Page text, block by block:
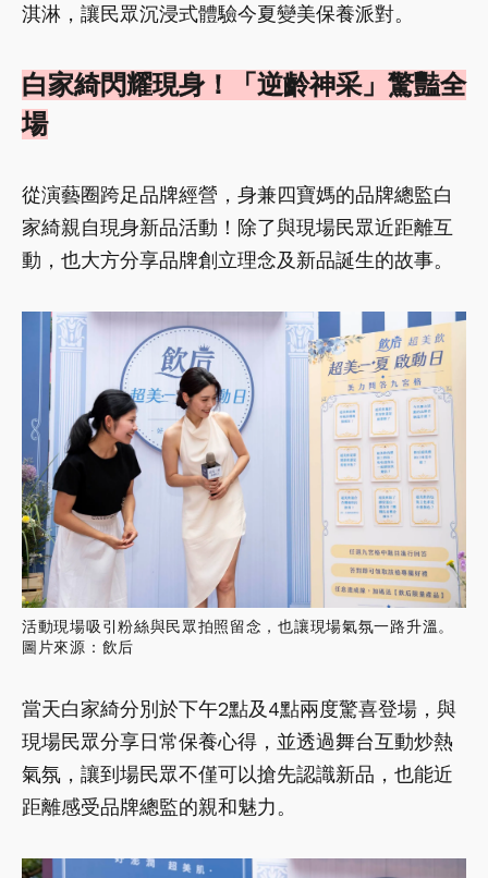
淇淋，讓民眾沉浸式體驗今夏變美保養派對。
白家綺閃耀現身！「逆齡神采」驚豔全
場
從演藝圈跨足品牌經營，身兼四寶媽的品牌總監白
家綺親自現身新品活動！除了與現場民眾近距離互
動，也大方分享品牌創立理念及新品誕生的故事。
活動現場吸引粉絲與民眾拍照留念，也讓現場氣氛一路升溫。
圖片來源：飲后
當天白家綺分別於下午2點及4點兩度驚喜登場，與
現場民眾分享日常保養心得，並透過舞台互動炒熱
氣氛，讓到場民眾不僅可以搶先認識新品，也能近
距離感受品牌總監的親和魅力。